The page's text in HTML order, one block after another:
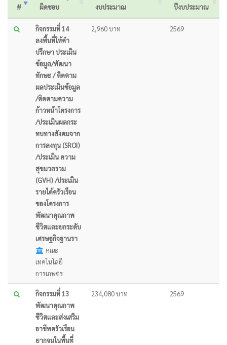
#
ผิดชอบ
งบประมาณ ปีงบประมาณ
กิจกรรมที่ 14
ลงพื้นที่ให้คำ
ปรึกษา ประเมิน
ข้อมูล/พัฒนา
ทักษะ / ติดตาม
ผลประเมินข้อมูล
/ติดตามความ
ก้าวหน้าโครงการ
/ประเมินผลกระ
ทบทางสังคมจาก
การลงทุน (SROI)
/ประเมิน ความ
สุขมวลรวม
(GVH) /ประเมิน
รายได้ครัวเรือน
ของโครงการ
พัฒนาคุณภาพ
ชีวิตและยกระดับ
เศรษฐกิจฐานรา
คณะ
เทคโนโลยี
การเกษตร
2,960 บาท 2569
กิจกรรมที่ 13
พัฒนาคุณภาพ
ชีวิตและส่งเสริม
อาชีพครัวเรือน
ยากจนในพื้นที่
234,080 บาท 2569